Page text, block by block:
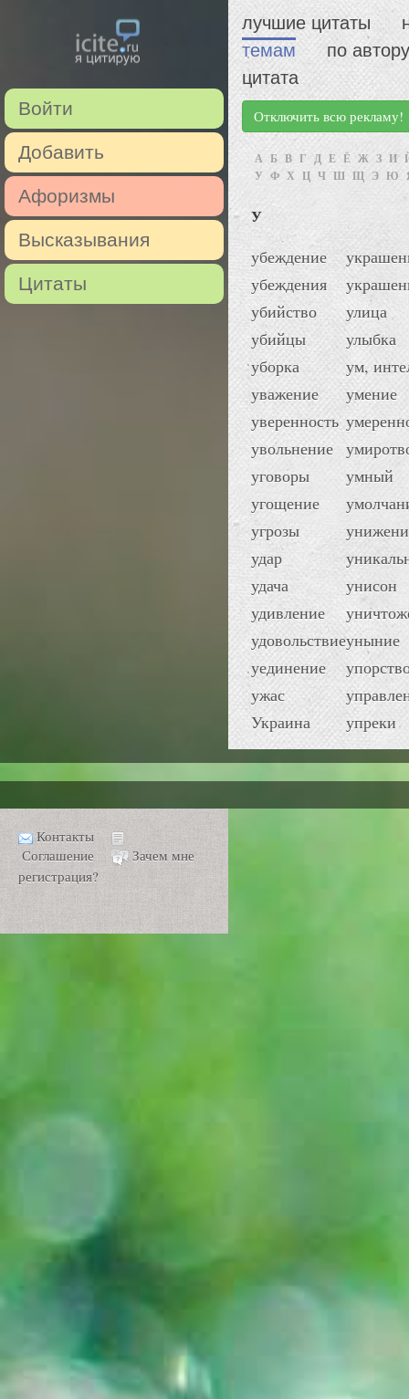
Войти
Добавить
Афоризмы
Высказывания
Цитаты
лучшие цитаты
темам
по автору
цитата
Отключить всю рекламу!
А Б В Г Д Е Ё Ж З И
У Ф Х Ц Ч Ш Щ Э Ю
У
убеждение
убеждения
убийство
убийцы
уборка
уважение
уверенность
увольнение
уговоры
угощение
угрозы
удар
удача
удивление
удовольствие
уединение
ужас
Украина
улица
улыбка
ум,
умение
умный
унисон
уныние
упреки
Контакты
Соглашение
Зачем мне
регистрация?